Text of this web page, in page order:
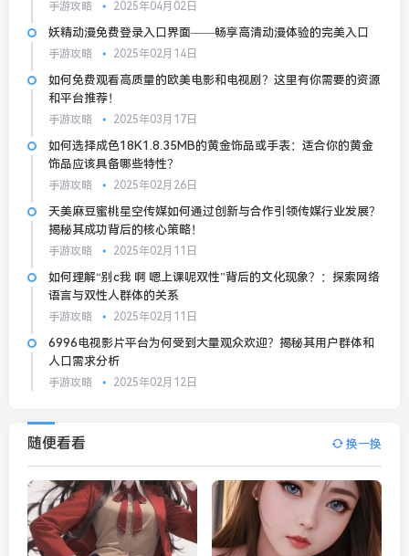
手游攻略 2025年04月02日
妖精动漫免费登录入口界面——畅享高清动漫体验的完美入口
手游攻略 2025年02月14日
如何免费观看高质量的欧美电影和电视剧？这里有你需要的资源
和平台推荐！
手游攻略 2025年03月17日
如何选择成色18K1.8.35MB的黄金饰品或手表：适合你的黄金
饰品应该具备哪些特性？
手游攻略 2025年02月26日
天美麻豆蜜桃星空传媒如何通过创新与合作引领传媒行业发展？
揭秘其成功背后的核心策略！
手游攻略 2025年02月11日
如何理解“别c我 啊 嗯上课呢双性”背后的文化现象？：探索网络
语言与双性人群体的关系
手游攻略 2025年02月11日
6996电视影片平台为何受到大量观众欢迎？揭秘其用户群体和
人口需求分析
手游攻略 2025年02月12日
随便看看 换一换